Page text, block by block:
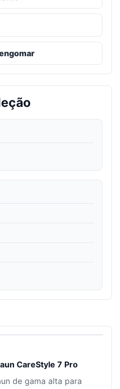
CareStyle 7 Pro
de gama alta para